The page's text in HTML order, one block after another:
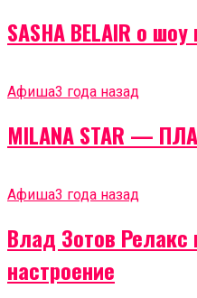
SASHA BELAIR о
Афиша3 года назад
MILANA STAR —
Афиша3 года назад
Влад Зотов Релакс
настроение